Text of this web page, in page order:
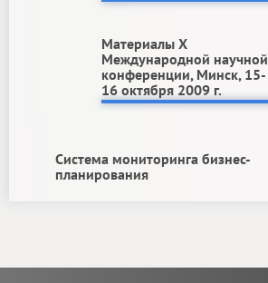
Материалы X
Международной научной
конференции, Минск, 15-
16 октября 2009 г.
Система мониторинга бизнес-
планирования